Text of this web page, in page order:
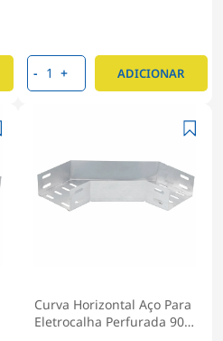
- + ADICIONAR
Curva Horizontal Aço Para
Eletrocalha Perfurada 90G